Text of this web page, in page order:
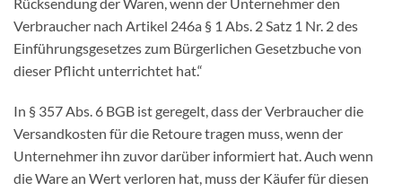
Verbraucher nach Artikel 246a § 1 Abs. 2 Satz 1 Nr. 2 des
Einführungsgesetzes zum Bürgerlichen Gesetzbuche von
dieser Pflicht unterrichtet hat.“
In § 357 Abs. 6 BGB ist geregelt, dass der Verbraucher die
Versandkosten für die Retoure tragen muss, wenn der
Unternehmer ihn zuvor darüber informiert hat. Auch wenn
die Ware an Wert verloren hat, muss der Käufer für diesen